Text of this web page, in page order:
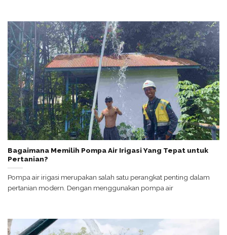
Bagaimana Memilih Pompa Air Irigasi Yang Tepat untuk
Pertanian?
Pompa air irigasi merupakan salah satu perangkat penting dalam
pertanian modern. Dengan menggunakan pompa air